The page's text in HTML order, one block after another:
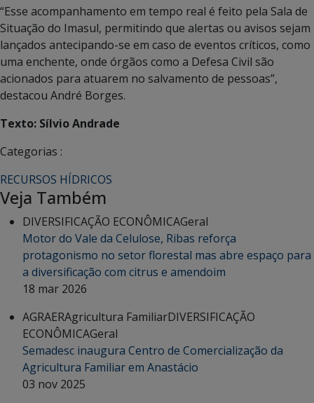
“Esse acompanhamento em tempo real é feito pela Sala de
Situação do Imasul, permitindo que alertas ou avisos sejam
lançados antecipando-se em caso de eventos críticos, como
uma enchente, onde órgãos como a Defesa Civil são
acionados para atuarem no salvamento de pessoas”,
destacou André Borges.
Texto: Sílvio Andrade
Categorias :
RECURSOS HÍDRICOS
Veja Também
DIVERSIFICAÇÃO ECONÔMICAGeral
Motor do Vale da Celulose, Ribas reforça
protagonismo no setor florestal mas abre espaço para
a diversificação com citrus e amendoim
18 mar 2026
AGRAERAgricultura FamiliarDIVERSIFICAÇÃO
ECONÔMICAGeral
Semadesc inaugura Centro de Comercialização da
Agricultura Familiar em Anastácio
03 nov 2025